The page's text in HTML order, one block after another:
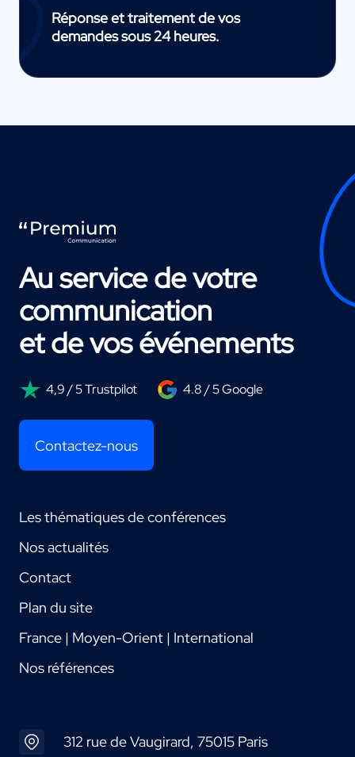
Réponse et traitement de vos
demandes sous 24 heures.
Au service de votre
communication
et de vos événements
4,9 / 5 Trustpilot 4.8 / 5 Google
Contactez-nous
Les thématiques de conférences
Nos actualités
Contact
Plan du site
France | Moyen-Orient | International
Nos références
312 rue de Vaugirard, 75015 Paris